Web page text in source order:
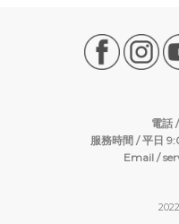
電話
服務時間 / 平日
Email /